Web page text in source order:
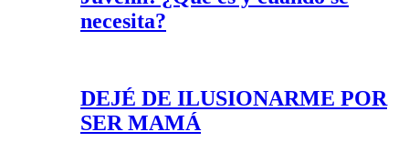
necesita?
DEJÉ DE ILUSIONARME POR
SER MAMÁ